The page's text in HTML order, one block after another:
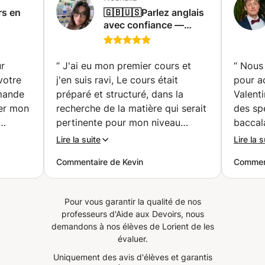
Explications simples et structurées ✔ Matériel inclus. ✔
Environnement convivial et motivant. ✔ Surveillance et
retour d'information continus. 💻 Modalité Cours en ligne
orale et votre compréhension réelle. Préparez-vous pour
TOPIKE I Comprendre la culture coréenne en plus de la
langue. 📩 Contactez-moi et nous élaborerons ensemble
votre programme d'apprentissage personnalisé.
Apprendre le coréen peut être amusant, efficace et
motivant !
en
mon
🇬🇧🇺🇸Parlez anglais
avec confiance —
Voyages | Affaires |
Conversation 📚🗣️🤑✈️
(Charleroi)
“ J'ai eu mon premier cours et
j'en suis ravi, Le cours était
préparé et structuré, dans la
recherche de la matière qui serait
pertinente pour mon niveau
actuel, et s'est déroulé à un
est bien là pour enseigner et s'y
attèle avec professionnalisme.
l'on peut bien apprendre et
progresser avec elle. Autre chose
importante, Nouhaila donne cours
Lire la suite
Commentaire de Kevin
“
pour
des
Lire la
Pour vous garantir la qualité de nos
professeurs d'Aide aux Devoirs, nous
demandons à nos élèves de Lorient de les
évaluer.
Uniquement des avis d'élèves et garantis